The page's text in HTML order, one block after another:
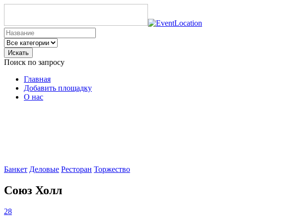
Искать
Поиск по запросу
Главная
Добавить площадку
О нас
Банкет Деловые Ресторан Торжество
Союз Холл
28